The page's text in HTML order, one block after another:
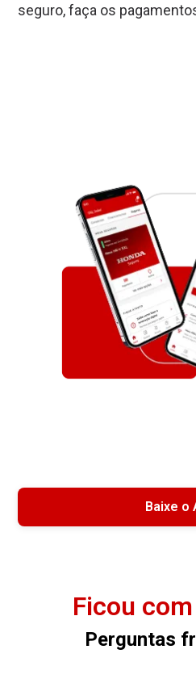
seguro, faça os
Baixe o
Ficou
Perguntas